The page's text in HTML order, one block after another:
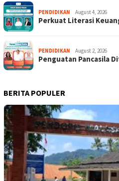
PENDIDIKAN August 4, 2026
Perkuat Literasi
PENDIDIKAN August 2, 2026
Penguatan Pancasila
BERITA POPULER